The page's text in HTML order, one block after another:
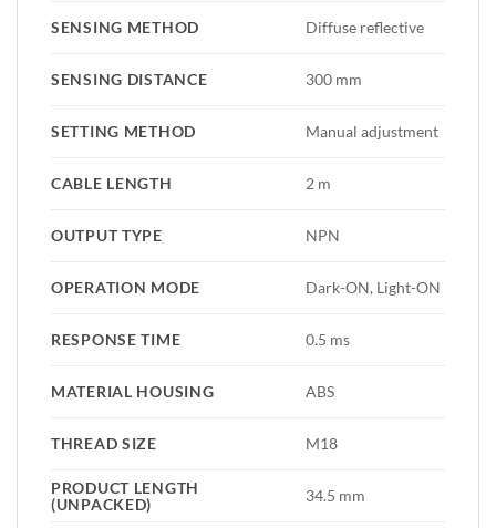
SENSING METHOD Diffuse reflective
SENSING DISTANCE 300 mm
SETTING METHOD Manual adjustment
CABLE LENGTH 2 m
OUTPUT TYPE NPN
OPERATION MODE Dark-ON, Light-ON
RESPONSE TIME 0.5 ms
MATERIAL HOUSING ABS
THREAD SIZE M18
PRODUCT LENGTH
(UNPACKED)
34.5 mm